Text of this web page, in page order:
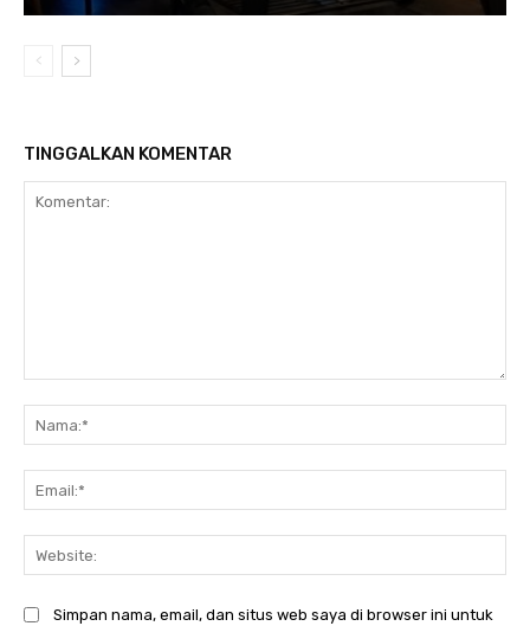
TINGGALKAN KOMENTAR
Simpan nama, email, dan situs web saya di browser ini untuk